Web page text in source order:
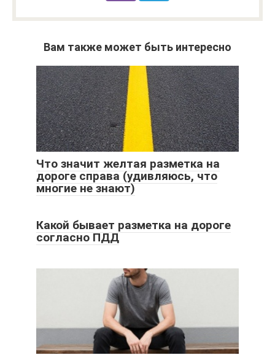
Вам также может быть интересно
Что значит желтая разметка на
дороге справа (удивляюсь, что
многие не знают)
Какой бывает разметка на дороге
согласно ПДД